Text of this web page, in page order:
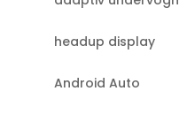
headup display
Android Auto